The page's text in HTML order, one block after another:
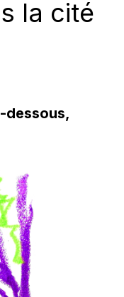
la cité
dessous,